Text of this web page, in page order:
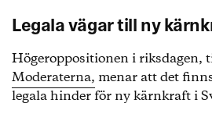
Legala vägar till ny
Högeroppositionen i riksdagen,
Moderaterna, menar att det
legala hinder för ny kärnkraft i